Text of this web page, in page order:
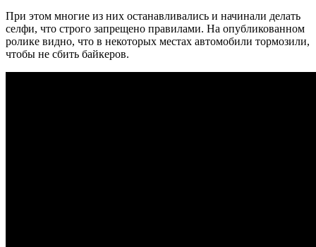
При этом многие из них останавливались и начинали делать
селфи, что строго запрещено правилами. На опубликованном
ролике видно, что в некоторых местах автомобили тормозили,
чтобы не сбить байкеров.